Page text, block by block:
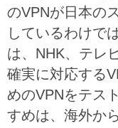
のVPNが日本の
しているわけで
は、NHK、テレ
確実に対応する
めのVPNをテス
すめは、海外か